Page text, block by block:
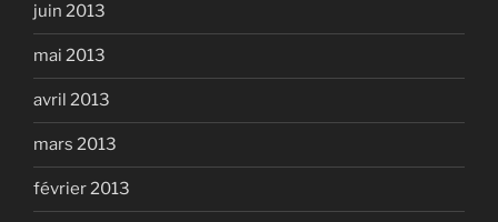
juin 2013
mai 2013
avril 2013
mars 2013
février 2013